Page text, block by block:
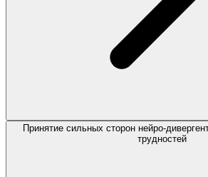
Принятие сильных сторон нейро-
трудностей